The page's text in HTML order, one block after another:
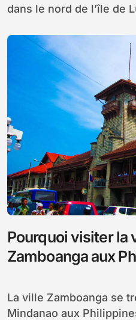
dans le nord de l’île de
Pourquoi visiter la
Zamboanga aux
La ville Zamboanga se trouve dans la région de
Mindanao aux